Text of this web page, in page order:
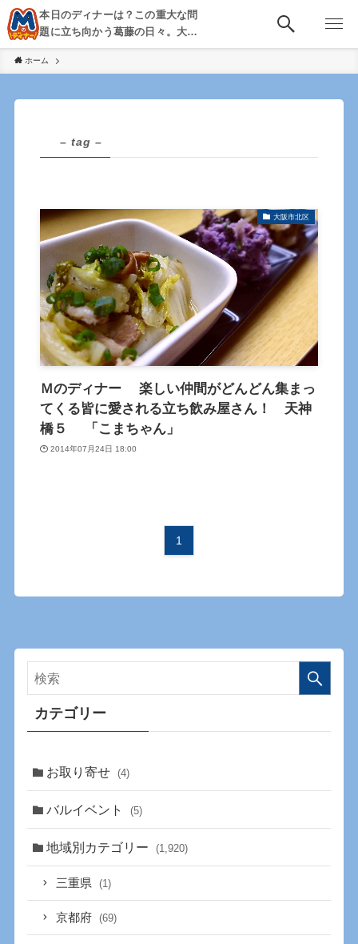
本日のディナーは？この重大な問
題に立ち向かう葛藤の日々。大
阪・京都・神戸を中心とした食べ
歩き、飲み歩きを綴る。
ホーム
– tag –
大阪市北区
Ｍのディナー 楽しい仲間がどんどん集まっ
てくる皆に愛される立ち飲み屋さん！ 天神
橋５ 「こまちゃん」
2014年07月24日 18:00
1
カテゴリー
お取り寄せ (4)
バルイベント (5)
地域別カテゴリー (1,920)
三重県 (1)
京都府 (69)